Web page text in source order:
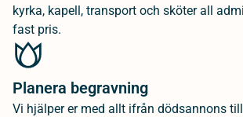
kyrka, kapell, transport och sköter all
fast pris.
Planera begravning
Vi hjälper er med allt ifrån dödsannons